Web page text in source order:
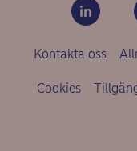
Kontakta oss
Cookies